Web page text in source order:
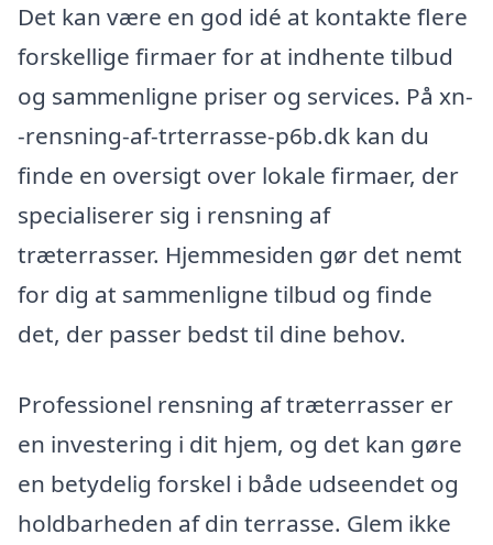
Det kan være en god idé at kontakte flere
forskellige firmaer for at indhente tilbud
og sammenligne priser og services. På xn-
-rensning-af-trterrasse-p6b.dk kan du
finde en oversigt over lokale firmaer, der
specialiserer sig i rensning af
træterrasser. Hjemmesiden gør det nemt
for dig at sammenligne tilbud og finde
det, der passer bedst til dine behov.
Professionel rensning af træterrasser er
en investering i dit hjem, og det kan gøre
en betydelig forskel i både udseendet og
holdbarheden af din terrasse. Glem ikke